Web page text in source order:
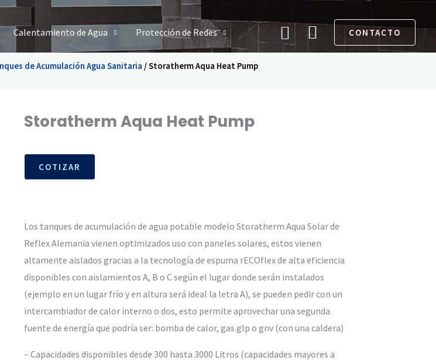
Calentamiento de Agua Protección de Redes Buscar CONTACTO
de Acumulación Agua Sanitaria / Storatherm Aqua Heat Pump
Storatherm Aqua Heat Pump
COTIZAR
Los tanques de acumulación de agua potable modelo Storatherm Aqua Solar de
Reflex Alemania vienen optimizados uso con paneles solares, estos vienen
altamente aislados gracias a la tecnología de espuma rECOflex de alta eficiencia
disponibles con aislamientos A, B o C según el lugar donde serán instalados
(ejemplo en un lugar frío y en altura será ideal la letra A), se pueden pedir con un
intercambiador de calor interno o dos, esto permite aprovechar una segunda
fuente de energía que podría ser: bomba de calor, gas glp o gnv (con una caldera)
– Capacidades disponibles desde 300 hasta 3000 Litros (capacidades mayores a